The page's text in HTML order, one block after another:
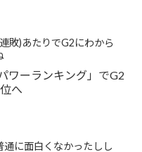
敗)あたりでG2にわから
ワーランキング」でG2
へ
に面白くなかったしし